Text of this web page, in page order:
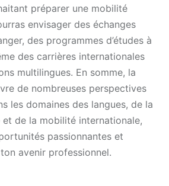
préparer une mobilité
envisager des échanges
des programmes d’études à
des carrières internationales
multilingues. En somme, la
de nombreuses perspectives
les domaines des langues, de la
de la mobilité internationale,
passionnantes et
avenir professionnel.